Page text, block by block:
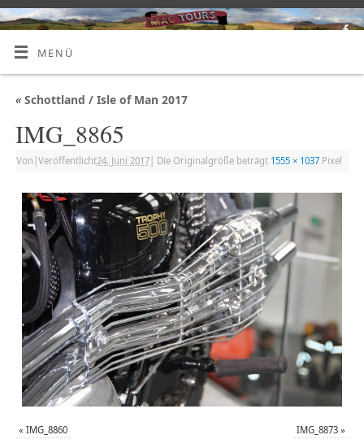
MENÜ
«Schottland / Isle of Man 2017
IMG_8865
Von Veröffentlicht24. Juni 2017| Die Originalgröße beträgt 1555 × 1037Pixel
« IMG_8860 IMG_8873 »